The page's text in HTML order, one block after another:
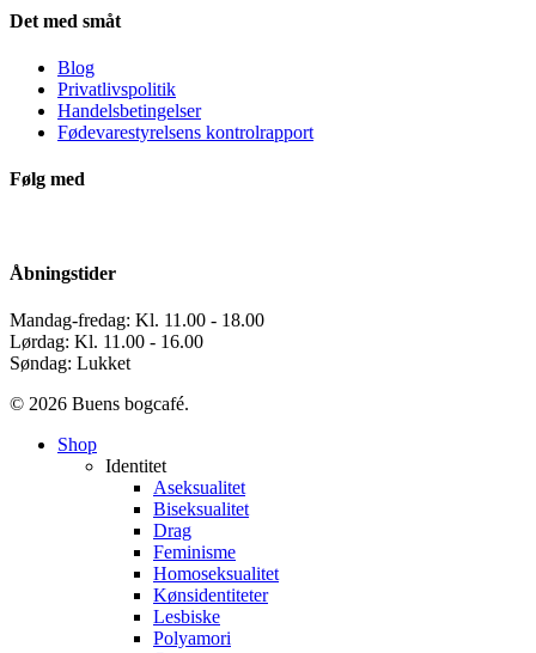
Det med småt
Blog
Privatlivspolitik
Handelsbetingelser
Fødevarestyrelsens kontrolrapport
Følg med
Åbningstider
Mandag-fredag: Kl. 11.00 - 18.00
Lørdag: Kl. 11.00 - 16.00
Søndag: Lukket
© 2026 Buens bogcafé.
Close
Shop
Identitet
Aseksualitet
Biseksualitet
Drag
Feminisme
Homoseksualitet
Kønsidentiteter
Lesbiske
Polyamori